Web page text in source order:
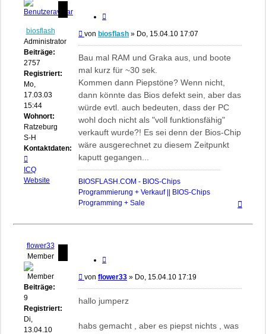
biosflash
Administrator
Beiträge:
2757
Registriert:
Mo,
17.03.03
15:44
Wohnort:
Ratzeburg,
S-H
Kontaktdaten:
von
biosflash
ICQ
Website
Beitrag
von biosflash » Do, 15.04.10 17:07
Bau mal RAM und Graka aus, und boote
mal kurz für ~30 sek.
Kommen dann Piepstöne? Wenn nicht,
dann könnte das Bios defekt sein, aber das
würde evtl. auch bedeuten, dass der PC
wohl doch nicht als "voll funktionsfähig"
verkauft wurde?! Es sei denn der Bios-Chip
wäre ausgerechnet zu diesem Zeitpunkt
kaputt gegangen...
BIOSFLASH.COM - BIOS-Chips
Programmierung + Verkauf || BIOS-Chips
Programming + Sale
flower33
Member
Beiträge:
9
Registriert:
Di,
13.04.10
Beitrag
von flower33 » Do, 15.04.10 17:19
hallo jumperz
habs gemacht , aber es piepst nichts , was